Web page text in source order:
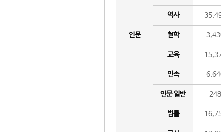
인문
역사
철학
교육
민속
인문 일반 248
법률